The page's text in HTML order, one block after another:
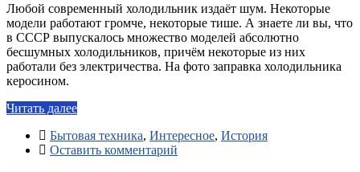
Любой современный холодильник издаёт шум. Некоторые
модели работают громче, некоторые тише. А знаете ли вы, что
в СССР выпускалось множество моделей абсолютно
бесшумных холодильников, причём некоторые из них
работали без электричества. На фото заправка холодильника
керосином.
Читать далее
Бытовая техника, Интересное, История
Оставить комментарий